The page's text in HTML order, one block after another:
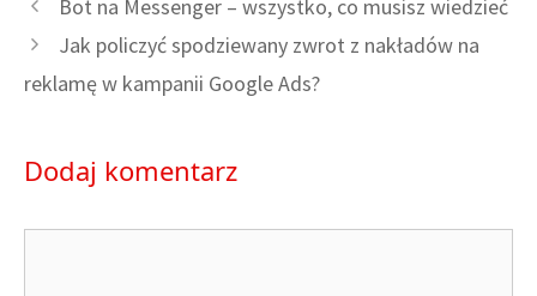
Bot na Messenger – wszystko, co musisz wiedzieć
Jak policzyć spodziewany zwrot z nakładów na
reklamę w kampanii Google Ads?
Dodaj komentarz